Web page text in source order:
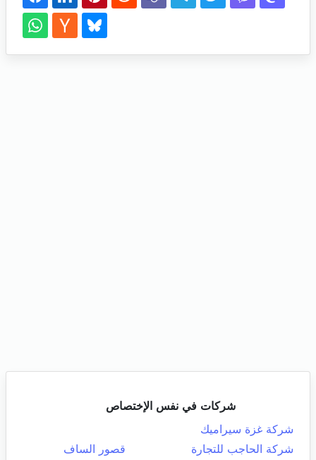
شركات في نفس الإختصاص
شركة غزة سيراميك
شركة الحاجب للتجارة
قصور الساف